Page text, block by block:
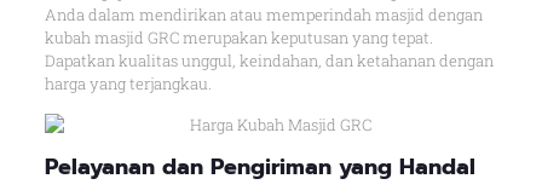
Anda dalam mendirikan atau memperindah masjid dengan
kubah masjid GRC merupakan keputusan yang tepat.
Dapatkan kualitas unggul, keindahan, dan ketahanan dengan
harga yang terjangkau.
Pelayanan dan Pengiriman yang Handal